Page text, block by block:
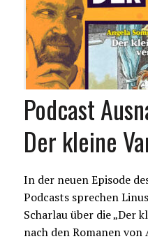
Podcast
Der kleine
In der neuen Episode
Podcasts sprechen
Scharlau über die „Der
nach den Romanen